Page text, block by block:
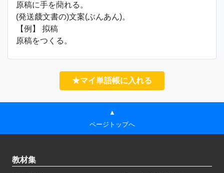
原稿に手を蕑れる。
(発送虥文書の)文案(ぶんあん)。
【例】 拟稿
原稿をつくる。
★マイ単語帳に入れる
▲
ページトップへ
教材集